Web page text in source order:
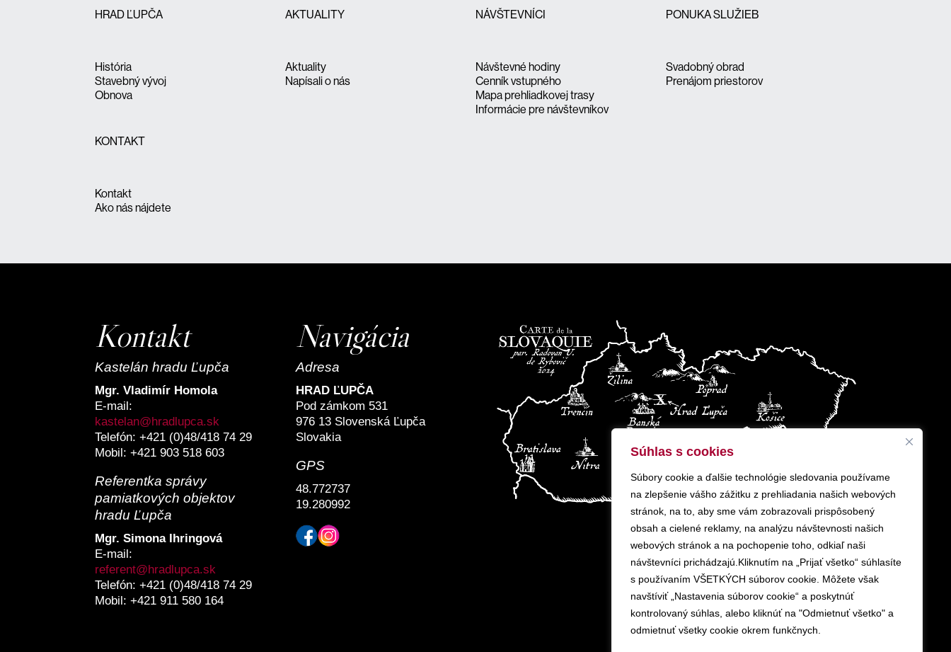
Súhlas s cookies
Súbory cookie a ďalšie technológie sledovania používame
na zlepšenie vášho zážitku z prehliadania našich webových
stránok, na to, aby sme vám zobrazovali prispôsobený
obsah a cielené reklamy, na analýzu návštevnosti našich
webových stránok a na pochopenie toho, odkiaľ naši
návštevníci prichádzajú.Kliknutím na „Prijať všetko“ súhlasíte
s používaním VŠETKÝCH súborov cookie. Môžete však
navštíviť „Nastavenia súborov cookie“ a poskytnúť
kontrolovaný súhlas, alebo kliknúť na "Odmietnuť všetko" a
odmietnuť všetky cookie okrem funkčnych.
HRAD ĽUPČA
História
Stavebný vývoj
Obnova
AKTUALITY
Aktuality
Napísali o nás
NÁVŠTEVNÍCI
Návštevné hodiny
Cenník vstupného
Mapa prehliadkovej trasy
Informácie pre návštevníkov
PONUKA SLUŽIEB
Svadobný obrad
Prenájom priestorov
KONTAKT
Kontakt
Ako nás nájdete
Kontakt
Kastelán hradu Ľupča
Mgr. Vladimír Homola
E-mail:
kastelan@hradlupca.sk
Telefón: +421 (0)48/418 74 29
Mobil: +421 903 518 603
Referentka správy
pamiatkových objektov
hradu Ľupča
Mgr. Simona Ihringová
E-mail:
referent@hradlupca.sk
Telefón: +421 (0)48/418 74 29
Mobil: +421 911 580 164
Navigácia
Adresa
HRAD ĽUPČA
Pod zámkom 531
976 13 Slovenská Ľupča
Slovakia
GPS
48.772737
19.280992